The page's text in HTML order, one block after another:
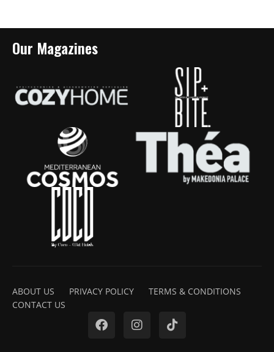
Our Magazines
ABOUT US PRIVACY POLICY
TERMS & CONDITIONS
CONTACT US